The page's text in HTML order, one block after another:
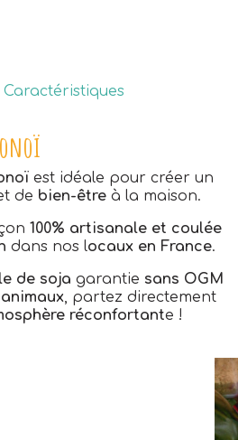
Caractéristiques
est idéale pour créer un
de bien-être à la maison.
100% artisanale et coulée
dans nos locaux en France.
de soja garantie sans OGM
, partez directement
réconfortante !